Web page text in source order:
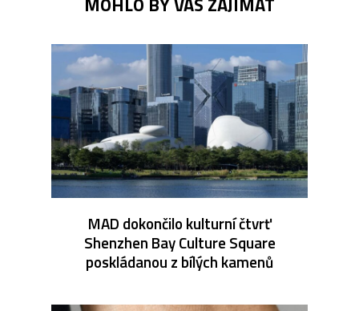
MAD dokončilo kulturní čtvrť
Shenzhen Bay Culture Square
poskládanou z bílých kamenů